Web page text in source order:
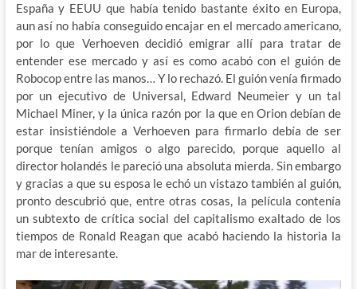
España y EEUU que había tenido bastante éxito en Europa,
aun así no había conseguido encajar en el mercado americano,
por lo que Verhoeven decidió emigrar allí para tratar de
entender ese mercado y así es como acabó con el guión de
Robocop entre las manos… Y lo rechazó. El guión venía firmado
por un ejecutivo de Universal, Edward Neumeier y un tal
Michael Miner, y la única razón por la que en Orion debían de
estar insistiéndole a Verhoeven para firmarlo debía de ser
porque tenían amigos o algo parecido, porque aquello al
director holandés le pareció una absoluta mierda. Sin embargo
y gracias a que su esposa le echó un vistazo también al guión,
pronto descubrió que, entre otras cosas, la película contenía
un subtexto de crítica social del capitalismo exaltado de los
tiempos de Ronald Reagan que acabó haciendo la historia la
mar de interesante.